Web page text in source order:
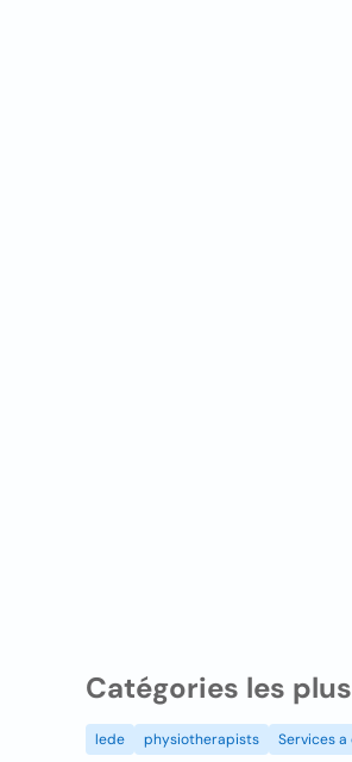
Catégories les
lede physiotherapists Services